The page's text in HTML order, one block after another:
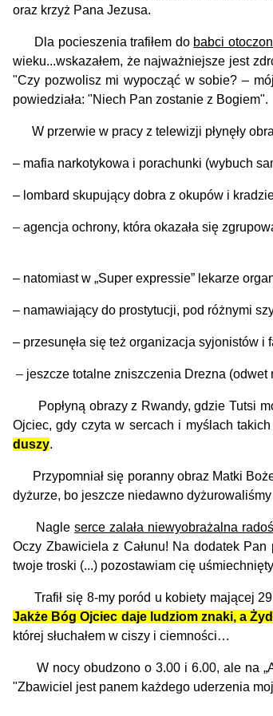
oraz krzyż Pana Jezusa.
Dla pocieszenia trafiłem do babci
wieku...wskazałem, że najważniejsze jest
"Czy pozwolisz mi wypocząć w sobie? –
powiedziała: "Niech Pan zostanie z Bogiem".
W przerwie w
– mafia narkotykowa
– lombard skupujący dobra z okupów i
– agencja ochrony, która okazała się
– natomiast w „Super expressie” lekarze
– namawiający do
– przesunęła się też organizacja syjonistów i
– jeszcze totalne zniszczenia Drezna
Popłyną obrazy z Rwandy, gdzie Tutsi
Ojciec, gdy czyta w sercach i myślach
duszy.
Przypomniał się poranny obraz Matki
dyżurze, bo jeszcze niedawno
Nagleserce zalała niewyobrażalna
Oczy Zbawiciela z Całunu! Na dodatek Pan
twoje troski (...) pozostawiam cię
Trafił się 8-my poród u kobiety mającej 29
Jakże Bóg Ojciec daje ludziom znaki, a
której słuchałem w ciszy i ciemności…
W nocy obudzono o 3.00 i 6.00, ale na
"Zbawiciel jest panem każdego uderzenia